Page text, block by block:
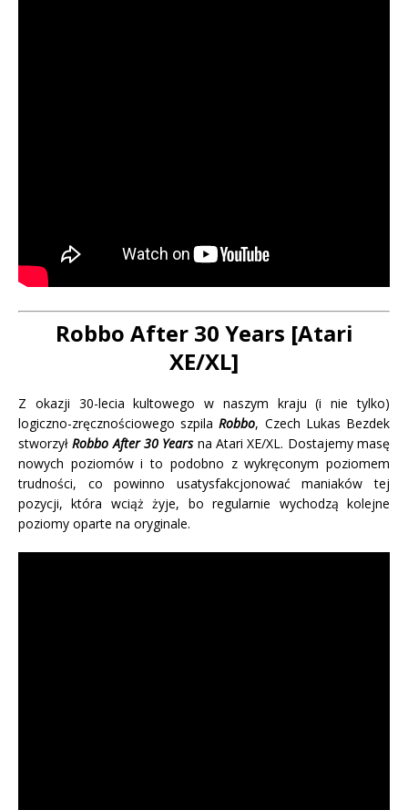
Robbo After 30 Years [Atari
XE/XL]
Z okazji 30-lecia kultowego w naszym kraju (i nie tylko)
logiczno-zręcznościowego szpilaRobbo, Czech Lukas Bezdek
stworzyłRobbo After 30 Yearsna Atari XE/XL. Dostajemy masę
nowych poziomów i to podobno z wykręconym poziomem
trudności, co powinno usatysfakcjonować maniaków tej
pozycji, która wciąż żyje, bo regularnie wychodzą kolejne
poziomy oparte na oryginale.